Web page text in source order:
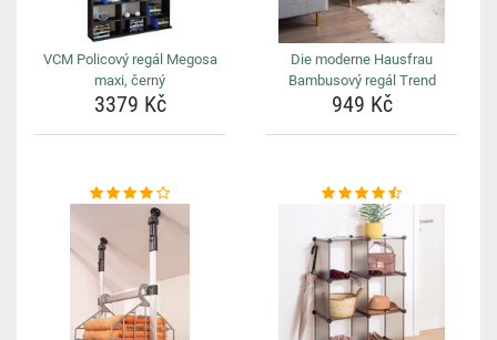
VCM Policový regál Megosa
maxi, černý
3379 Kč
Die moderne Hausfrau
Bambusový regál Trend
949 Kč